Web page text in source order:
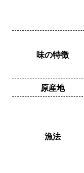
味の特徴
原産地
漁法